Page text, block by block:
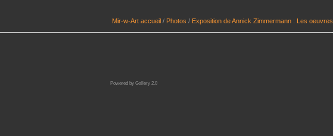
Mir-w-Art accueil / Photos / Exposition de Annick Zimmermann : Les oeuvres
Powered by Gallery 2.0